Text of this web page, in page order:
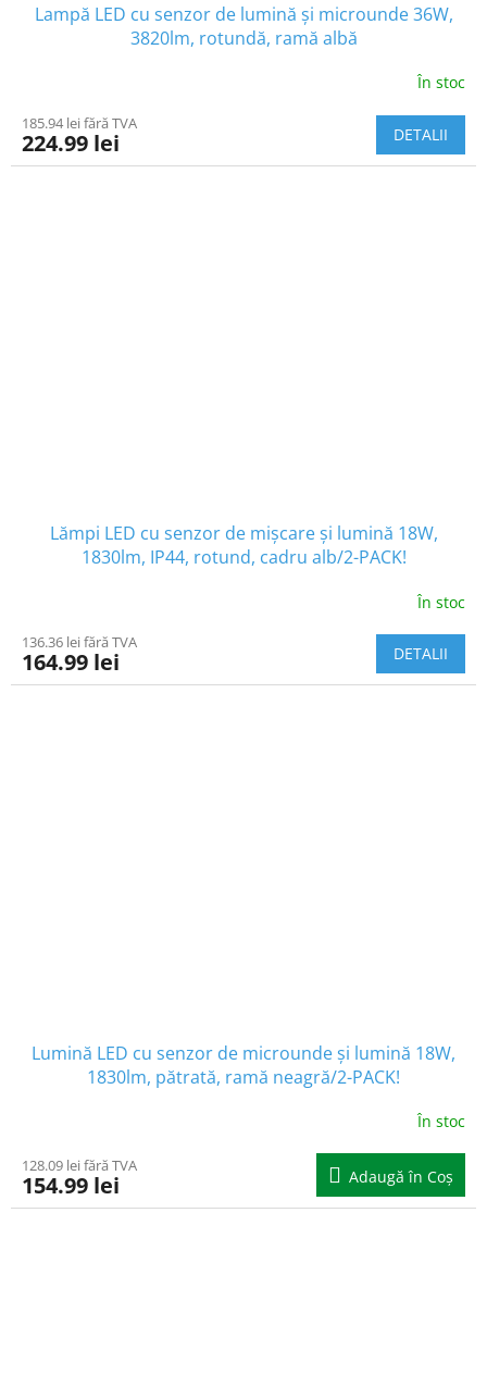
Lampă LED cu senzor de lumină și microunde 36W,
3820lm, rotundă, ramă albă
În stoc
185.94 lei fără TVA
224.99 lei DETALII
Lămpi LED cu senzor de mișcare și lumină 18W,
1830lm, IP44, rotund, cadru alb/2-PACK!
În stoc
136.36 lei fără TVA
164.99 lei DETALII
Lumină LED cu senzor de microunde și lumină 18W,
1830lm, pătrată, ramă neagră/2-PACK!
În stoc
128.09 lei fără TVA
154.99 lei Adaugă în Coş